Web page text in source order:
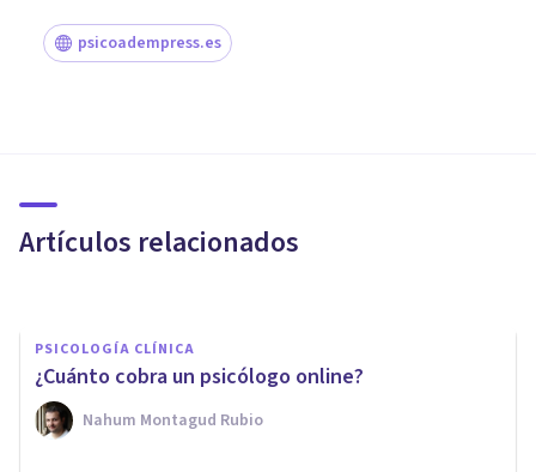
psicoadempress.es
Artículos relacionados
cualidades
PSICOLOGÍA CLÍNICA
¿Cuánto cobra un psicólogo online?
Nahum Montagud Rubio